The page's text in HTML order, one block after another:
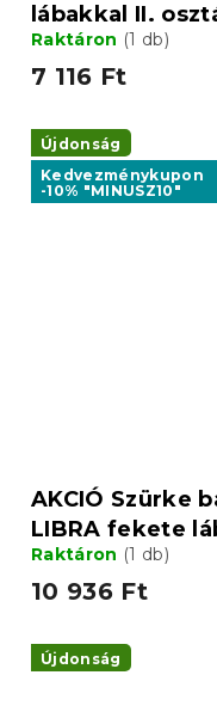
lábakkal II.
Raktáron (1 db)
7 116 Ft
Újdonság
Kedvezménykupon
-10% "MINUSZ10"
AKCIÓ Szürke
LIBRA fekete
Raktáron (1 db)
10 936 Ft
Újdonság